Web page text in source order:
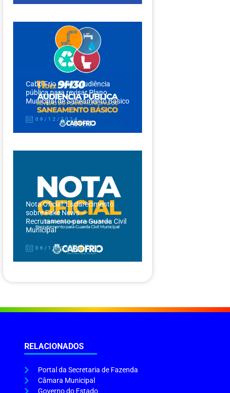
Cabo Frio realiza audiência
pública para revisar Plano
Municipal de Saneamento Básico
09/12/2024
Nota Oficial: Esclarecimento
sobre Fake News –
Recrutamento para Guarda Civil
Municipal
06/12/2024
RELACIONADOS
Portal da Secretaria de Fazenda
Câmara Municipal
Governo do Estado